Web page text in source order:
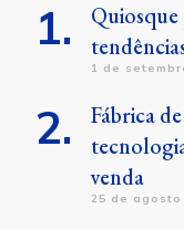
1 de
Fábrica
venda
25 de agosto